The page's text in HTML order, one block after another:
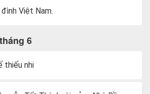
Việt Nam.
6
thiếu nhi